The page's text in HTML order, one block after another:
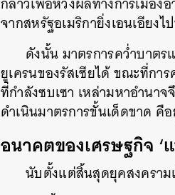
จากสหรัฐอเมริกายิ่งเอนเอียง
ดังนั้น มาตรการคว่ำบาตร
ยูเครนของรัสเซียได้ ขณะที่กา
ที่กำลังซบเซา เหล่ามหาอำนา
ดำเนินมาตรการขั้นเด็ดขาด
อนาคตของเศรษฐกิจ ‘
นับตั้งแต่สิ้นสุดยุคสงคราม